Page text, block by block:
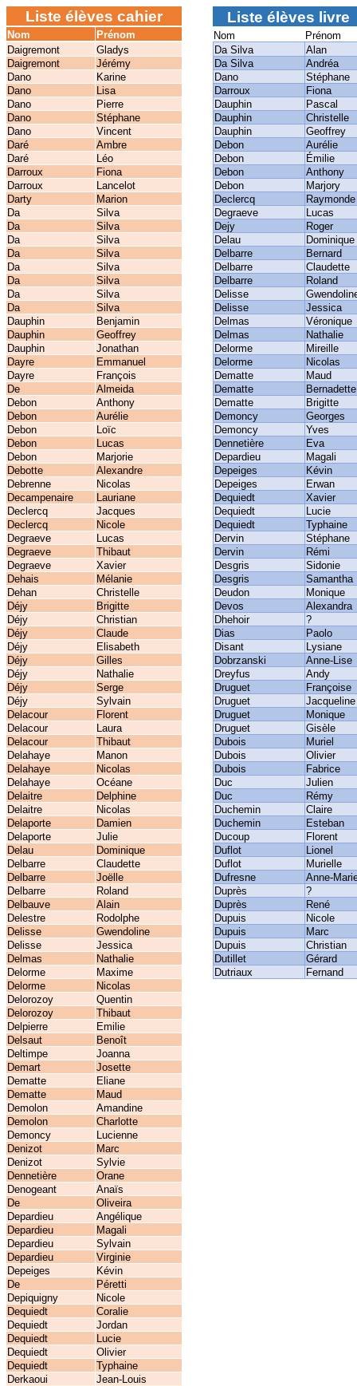
Liste élèves cahier Liste élèves livre
Nom Prénom Nom
Prénom
Daigremont
Gladys Da Silva
Alan
Daigremont
Jérémy Da Silva
Andréa
Dano
Karine Dano
Stéphane
Dano
Lisa Darroux
Fiona
Dano
Pierre Dauphin
Pascal
Dano
Stéphane Dauphin
Christelle
Dano
Vincent Dauphin
Geoffrey
Daré
Ambre Debon
Aurélie
Daré
Léo Debon
Émilie
Darroux
Fiona Debon
Anthony
Darroux
Lancelot Debon
Marjory
Darty
Marion Declercq
Raymonde
Da
Silva Degraeve
Lucas
Da
Silva Dejy
Roger
Da
Silva Delau
Dominique
Da
Silva Delbarre
Bernard
Da
Silva Delbarre
Claudette
Da
Silva Delbarre
Roland
Da
Silva Delisse
Da
Silva Delisse
Jessica
Dauphin
Benjamin Delmas
Véronique
Dauphin
Geoffrey Delmas
Nathalie
Dauphin
Jonathan Delorme
Mireille
Dayre
Emmanuel Delorme
Nicolas
Dayre
François Dematte
Maud
De
Almeida Dematte
Bernadette
Debon
Anthony Dematte
Brigitte
Debon
Aurélie Demoncy
Georges
Debon
Loïc Demoncy
Yves
Debon
Lucas Dennetière
Eva
Debon
Marjorie Depardieu
Magali
Debotte
Alexandre Depeiges
Kévin
Debrenne
Nicolas Depeiges
Erwan
Decampenaire
Lauriane Dequiedt
Xavier
Declercq
Jacques Dequiedt
Lucie
Declercq
Nicole Dequiedt
Typhaine
Degraeve
Lucas Dervin
Stéphane
Degraeve
Thibaut Dervin
Rémi
Degraeve
Xavier Desgris
Sidonie
Dehais
Mélanie Desgris
Samantha
Dehan
Christelle Deudon
Monique
Déjy
Brigitte Devos
Alexandra
Déjy
Christian Dhehoir
?
Déjy
Claude Dias
Paolo
Déjy
Elisabeth Disant
Lysiane
Déjy
Gilles Dobrzanski
Anne-Lise
Déjy
Nathalie Dreyfus
Andy
Déjy
Serge Druguet
Françoise
Déjy
Sylvain Druguet
Jacqueline
Delacour
Florent Druguet
Monique
Delacour
Laura Druguet
Gisèle
Delacour
Thibaut Dubois
Muriel
Delahaye
Manon Dubois
Olivier
Delahaye
Nicolas Dubois
Fabrice
Delahaye
Océane Duc
Julien
Delaitre
Delphine Duc
Rémy
Delaitre
Nicolas Duchemin
Claire
Delaporte
Damien Duchemin
Esteban
Delaporte
Julie Ducoup
Florent
Delau
Dominique Duflot
Lionel
Delbarre
Claudette Duflot
Murielle
Delbarre
Joëlle Dufresne
Anne-
Delbarre
Roland Duprès
?
Delbauve
Alain Duprès
René
Delestre
Rodolphe Dupuis
Nicole
Delisse
Gwendoline Dupuis
Marc
Delisse
Jessica Dupuis
Christian
Delmas
Nathalie Dutillet
Gérard
Delorme
Maxime Dutriaux
Fernand
Delorme
Nicolas
Delorozoy
Quentin
Delorozoy
Thibaut
Delpierre
Emilie
Delsaut
Benoît
Deltimpe
Joanna
Demart
Josette
Dematte
Eliane
Dematte
Maud
Demolon
Amandine
Demolon
Charlotte
Demoncy
Lucienne
Denizot
Marc
Denizot
Sylvie
Dennetière
Orane
Denogeant
Anaïs
De
Oliveira
Depardieu
Angélique
Depardieu
Magali
Depardieu
Sylvain
Depardieu
Virginie
Depeiges
Kévin
De
Péretti
Depiquigny
Nicole
Dequiedt
Coralie
Dequiedt
Jordan
Dequiedt
Lucie
Dequiedt
Olivier
Dequiedt
Typhaine
Derkaoui
Jean-Louis